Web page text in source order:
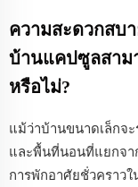
ความสะดวกสบ
บ้านแคปซูลสาม
หรือไม่?
แม้ว่าบ้านขนาดเล็กจ
และพื้นที่นอนที่แยกจ
การพักอาศัยชั่วคราว